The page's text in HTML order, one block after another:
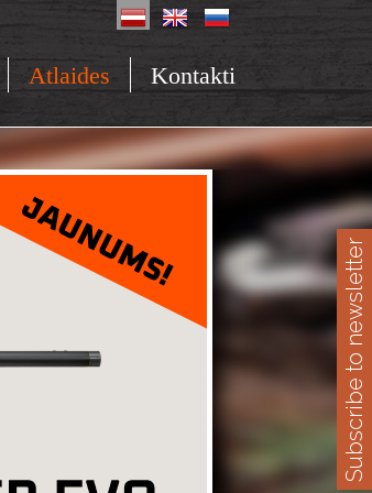
Atlaides Kontakti
Subscribe to newsletter